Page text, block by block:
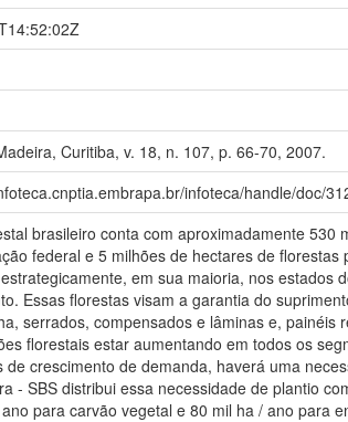
Curitiba, v. 18, n. 107, p. 66-70, 2007.
infoteca/handle/doc/
brasileiro conta com aproximadamente
federal e 5 milhões de hectares de
em sua maioria, nos estados
Essas florestas visam a garantia do
serrados, compensados e lâminas e,
florestais estar aumentando em todos os
de crescimento de demanda, haverá uma
- SBS distribui essa necessidade de plantio
para carvão vegetal e 80 mil ha / ano para